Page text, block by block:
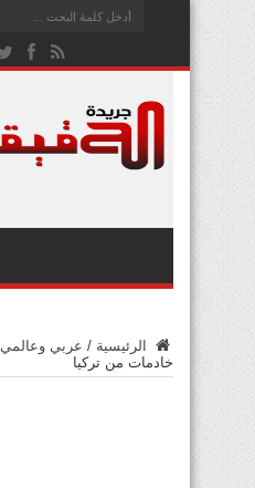
الرئيسية / عربي وعالمي
خادمات من تركيا